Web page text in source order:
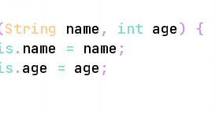
String name , int age)
{
. name = name ;
. age = age ;